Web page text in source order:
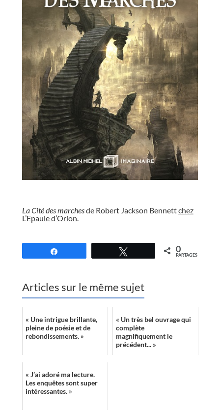
La Cité des marchesde Robert Jackson Bennettchez
L’Epaule d’Orion.
0
PARTAGES
Articles sur le même sujet
« Une intrigue brillante,
pleine de poésie et de
rebondissements. »
« Un très bel ouvrage qui
complète
magnifiquement le
précédent... »
« J’ai adoré ma lecture.
Les enquêtes sont super
intéressantes. »